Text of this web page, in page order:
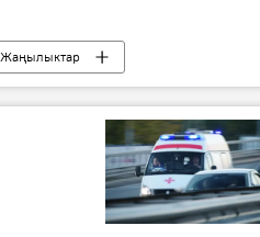
Жаңылыктар
Азимжан Аскаров